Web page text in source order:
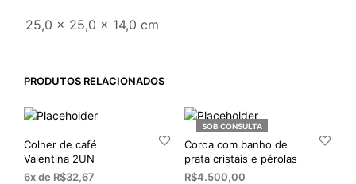
25,0 × 25,0 × 14,0 cm
PRODUTOS RELACIONADOS
Colher de café
Valentina 2UN
6x de R$32,67
SOB CONSULTA
Coroa com banho de
prata cristais e pérolas
R$4.500,00